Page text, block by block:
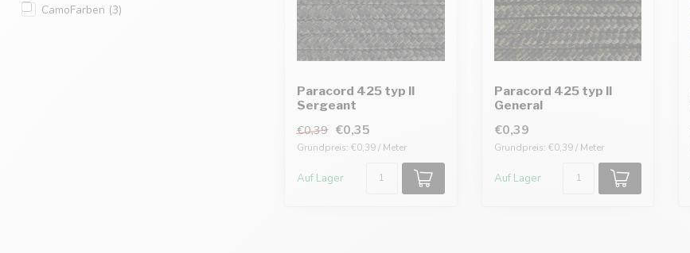
CamoFarben (3)
Paracord 425 typ II
Sergeant
€0,39 €0,35
Grundpreis: €0,39 / Meter
Auf Lager
Paracord 425 typ II
General
€0,39
Grundpreis: €0,39 / Meter
Auf Lager